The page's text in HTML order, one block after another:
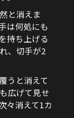
と消えま
は何処にも
持ち上げる
、切手が2
うと消えて
広げて見せ
々消えて1カ